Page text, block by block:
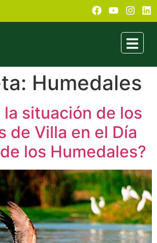
Humedales
la situación de los
de Villa en el Día
los Humedales?